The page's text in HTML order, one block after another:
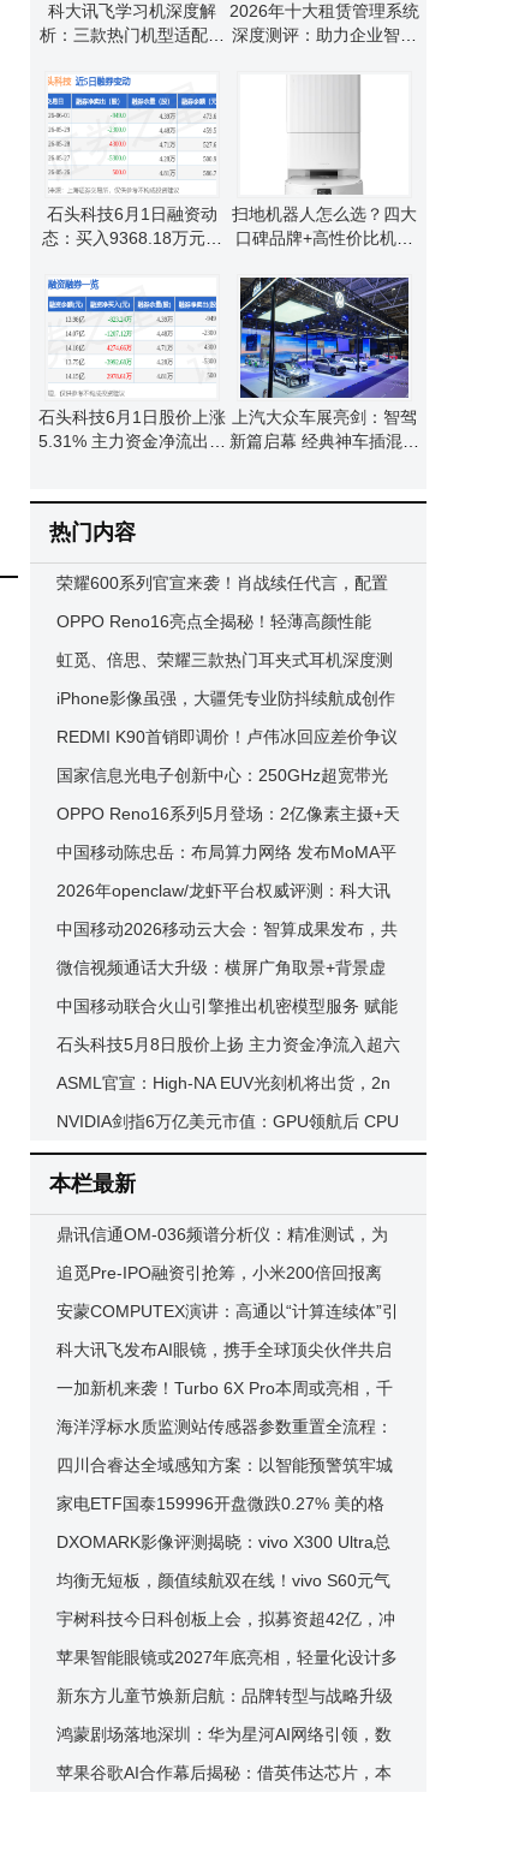
科大讯飞学习机深度解
析：三款热门机型适配不
2026年十大租赁管理系统
深度测评：助力企业智能
石头科技6月1日融资动
态：买入9368.18万元，
扫地机器人怎么选？四大
口碑品牌+高性价比机型
松！
石头科技6月1日股价上涨
5.31% 主力资金净流出超
上汽大众车展亮剑：智驾
新篇启幕 经典神车插混焕
热门内容
荣耀600系列官宣来袭！肖战续任代言，配置
亮点全解析
OPPO Reno16亮点全揭秘！轻薄高颜性能
强，中端市场新选择来袭
虹觅、倍思、荣耀三款热门耳夹式耳机深度测
评，帮你找到最适合自己的那一款！
iPhone影像虽强，大疆凭专业防抖续航成创作
者首选，网友：换它不犹豫
REDMI K90首销即调价！卢伟冰回应差价争议
12GB+512GB直降300元
国家信息光电子创新中心：250GHz超宽带光
子芯片问世 助力6G与卫星通信发展
OPPO Reno16系列5月登场：2亿像素主摄+天
玑9400+芯片，影像性能双升级
中国移动陈忠岳：布局算力网络 发布MoMA平
台开放万亿词元服务
2026年openclaw/龙虾平台权威评测：科大讯
飞AstronClaw凭全能优势领跑性价比之选
中国移动2026移动云大会：智算成果发布，共
绘算力产业新蓝图
微信视频通话大升级：横屏广角取景+背景虚
化，还有分屏隐身等实用功能来袭
中国移动联合火山引擎推出机密模型服务 赋能
行业安全可信AI新发展
石头科技5月8日股价上扬 主力资金净流入超六
千万 资金流向引关注
ASML官宣：High-NA EUV光刻机将出货，2n
m以下芯片制造迎新突破
NVIDIA剑指6万亿美元市值：GPU领航后 CPU
能否成新增长引擎？
本栏最新
鼎讯信通OM-036频谱分析仪：精准测试，为
风电安全高效运行护航
追觅Pre-IPO融资引抢筹，小米200倍回报离
场，目标1500亿市值待启
安蒙COMPUTEX演讲：高通以“计算连续体”引
领智能体时代新生态
科大讯飞发布AI眼镜，携手全球顶尖伙伴共启
中国AI穿戴产业新篇章
一加新机来袭！Turbo 6X Pro本周或亮相，千
元夯机配置亮点多
海洋浮标水质监测站传感器参数重置全流程：
保障数据精准可靠
四川合睿达全域感知方案：以智能预警筑牢城
市内涝安全防线
家电ETF国泰159996开盘微跌0.27% 美的格
力等重仓股表现各异涨跌互现
DXOMARK影像评测揭晓：vivo X300 Ultra总
分170分 获影像金标认证
均衡无短板，颜值续航双在线！vivo S60元气
版全面评测来袭
宇树科技今日科创板上会，拟募资超42亿，冲
刺A股人形机器人第一股
苹果智能眼镜或2027年底亮相，轻量化设计多
功能集成剑指传统眼镜市场
新东方儿童节焕新启航：品牌转型与战略升级
并进，迈向家庭服务新征程
鸿蒙剧场落地深圳：华为星河AI网络引领，数
智化转型开启新篇章
苹果谷歌AI合作幕后揭秘：借英伟达芯片，本